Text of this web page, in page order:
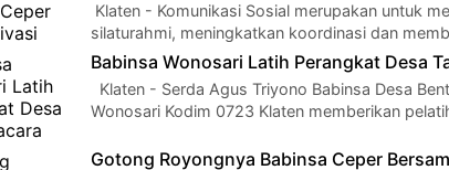
Klaten - Komunikasi Sosial merupakan untuk
silaturahmi, meningkatkan koordinasi dan
Babinsa Wonosari Latih Perangkat Desa
Klaten - Serda Agus Triyono Babinsa Desa
Wonosari Kodim 0723 Klaten memberikan
Gotong Royongnya Babinsa Ceper